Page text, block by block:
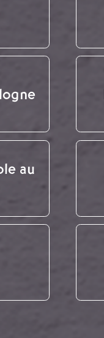
au